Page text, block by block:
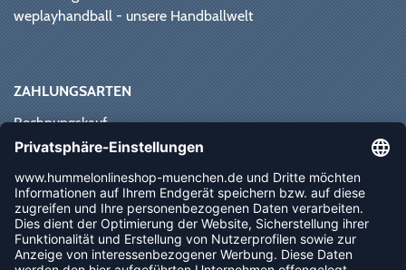
weplayhandball - unsere Handballwelt
ZAHLUNGSARTEN
Rechnungskauf
Paypal
Vorkasse
Sofortüberweisung
NEWSLETTER